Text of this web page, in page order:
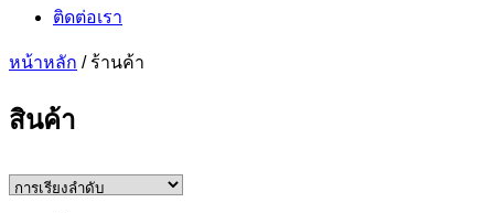
ติดต่อเรา
หน้าหลัก / ร้านค้า
สินค้า